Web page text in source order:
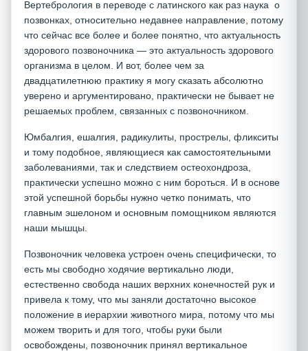
Вертебрология в переводе с латинского как раз наука о
позвонках, относительно недавнее направление, потому
что сейчас все более и более понятно, что актуальность
здорового позвоночника — это актуальность здорового
организма в целом. И вот, более чем за
двадцатилетнюю практику я могу сказать абсолютно
уверено и аргументировано, практически не бывает не
решаемых проблем, связанных с позвоночником.
Юмбалгия, ешалгия, радикулиты, прострелы, фликситы
и тому подобное, являющиеся как самостоятельными
заболеваниями, так и следствием остеохондроза,
практически успешно можно с ним бороться. И в основе
этой успешной борьбы нужно четко понимать, что
главным эшелоном и основным помощником являются
наши мышцы.
Позвоночник человека устроен очень специфически, то
есть мы свободно ходячие вертикально люди,
естественно свобода наших верхних конечностей рук и
привела к тому, что мы заняли достаточно высокое
положение в иерархии животного мира, потому что мы
можем творить и для того, чтобы руки были
освобождены, позвоночник принял вертикальное